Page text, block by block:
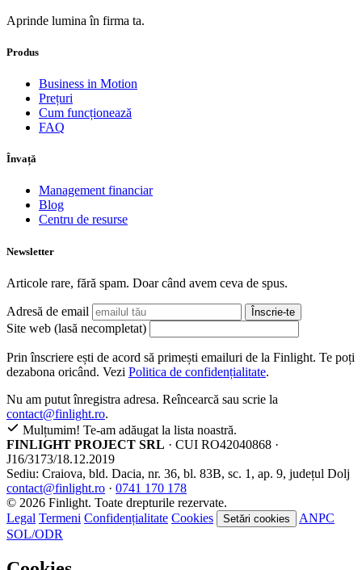
Aprinde lumina în firma ta.
Produs
Business in Motion
Prețuri
Cum funcționează
FAQ
Învață
Management financiar
Blog
Centru de resurse
Newsletter
Articole rare, fără spam. Doar când avem ceva de spus.
Adresă de email Înscrie-te
Site web (lasă necompletat)
Prin înscriere ești de acord să primești emailuri de la Finlight. Te poți
dezabona oricând. Vezi Politica de confidențialitate.
Nu am putut înregistra adresa. Reîncearcă sau scrie la
contact@finlight.ro.
Mulțumim! Te-am adăugat la lista noastră.
FINLIGHT PROJECT SRL · CUI RO42040868 ·
J16/3173/18.12.2019
Sediu: Craiova, bld. Dacia, nr. 36, bl. 83B, sc. 1, ap. 9, județul Dolj
contact@finlight.ro · 0741 170 178
© 2026 Finlight. Toate drepturile rezervate.
Legal Termeni Confidențialitate Cookies Setări cookies
ANPC
SOL/ODR